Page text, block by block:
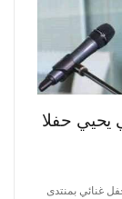
يحيي حفلا
غنائي بمنتدى